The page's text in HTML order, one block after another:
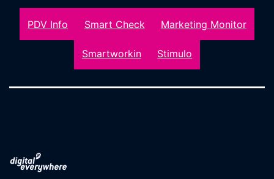
PDV Info Smart Check Marketing Monitor
Smartworkin Stimulo